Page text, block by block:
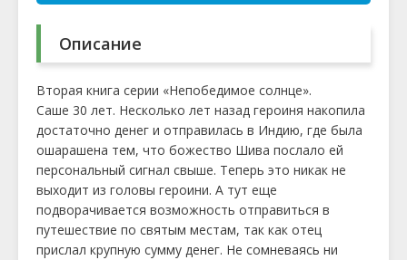
Описание
Вторая книга серии «Непобедимое солнце».
Саше 30 лет. Несколько лет назад героиня накопила
достаточно денег и отправилась в Индию, где была
ошарашена тем, что божество Шива послало ей
персональный сигнал свыше. Теперь это никак не
выходит из головы героини. А тут еще
подворачивается возможность отправиться в
путешествие по святым местам, так как отец
прислал крупную сумму денег. Не сомневаясь ни